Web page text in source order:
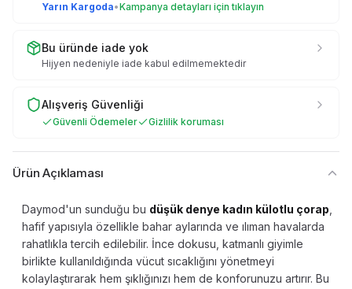
Yarın Kargoda•Kampanya detayları için tıklayın
Bu üründe iade yok
Hijyen nedeniyle iade kabul edilmemektedir
Alışveriş Güvenliği
Güvenli Ödemeler Gizlilik koruması
Ürün Açıklaması
Daymod'un sunduğu bu düşük denye kadın külotlu çorap
hafif yapısıyla özellikle bahar aylarında ve ılıman havalarda
rahatlıkla tercih edilebilir. İnce dokusu, katmanlı giyimle
birlikte kullanıldığında vücut sıcaklığını yönetmeyi
kolaylaştırarak hem şıklığınızı hem de konforunuzu artırır. Bu